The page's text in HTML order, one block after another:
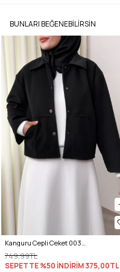
BUNLARI BEĞENEBILIRSIN
Kanguru Cepli Ceket 0034 - SİYAH
749,99TL
SEPETTE %50 İNDİRİM375,00TL